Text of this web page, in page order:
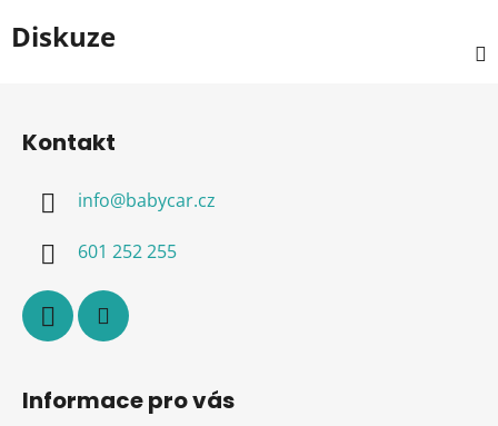
Diskuze
Kontakt
info@babycar.cz
601 252 255
Informace pro vás